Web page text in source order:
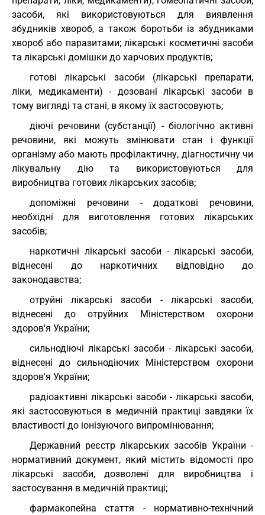
засоби, які використовуються для виявлення
збудників хвороб, а також боротьби із збудниками
хвороб або паразитами; лікарські косметичні засоби
та лікарські домішки до харчових продуктів;
готові лікарські засоби (лікарські препарати,
ліки, медикаменти) - дозовані лікарські засоби в
тому вигляді та стані, в якому їх застосовують;
діючі речовини (субстанції) - біологічно активні
речовини, які можуть змінювати стан і функції
організму або мають профілактичну, діагностичну чи
лікувальну дію та використовуються для
виробництва готових лікарських засобів;
допоміжні речовини - додаткові речовини,
необхідні для виготовлення готових лікарських
засобів;
наркотичні лікарські засоби - лікарські засоби,
віднесені до наркотичних відповідно до
законодавства;
отруйні лікарські засоби - лікарські засоби,
віднесені до отруйних Міністерством охорони
здоров'я України;
сильнодіючі лікарські засоби - лікарські засоби,
віднесені до сильнодіючих Міністерством охорони
здоров'я України;
радіоактивні лікарські засоби - лікарські засоби,
які застосовуються в медичній практиці завдяки їх
властивості до іонізуючого випромінювання;
Державний реєстр лікарських засобів України -
нормативний документ, який містить відомості про
лікарські засоби, дозволені для виробництва і
застосування в медичній практиці;
фармакопейна стаття - нормативно-технічний